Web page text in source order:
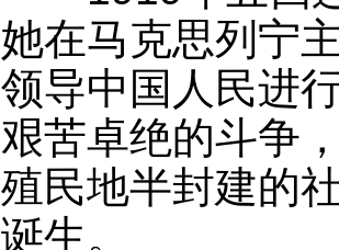
她在马克思列宁
领导中国人民进
艰苦卓绝的斗争
殖民地半封建的
诞生。